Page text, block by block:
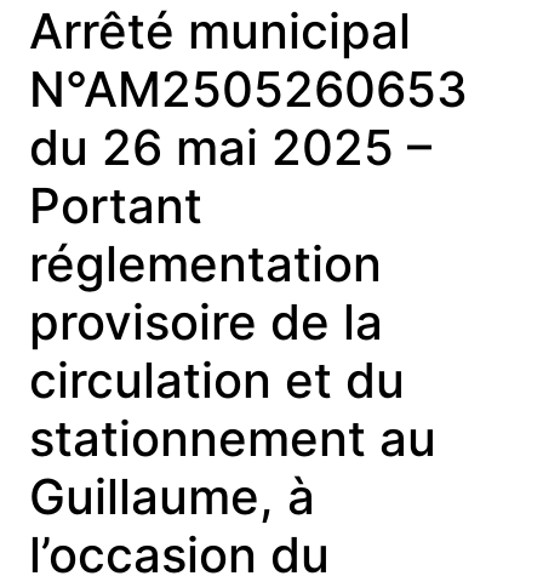
Arrêté municipal
N°AM2505260653
du 26 mai 2025 –
Portant
réglementation
provisoire de la
circulation et du
stationnement au
Guillaume, à
l’occasion du